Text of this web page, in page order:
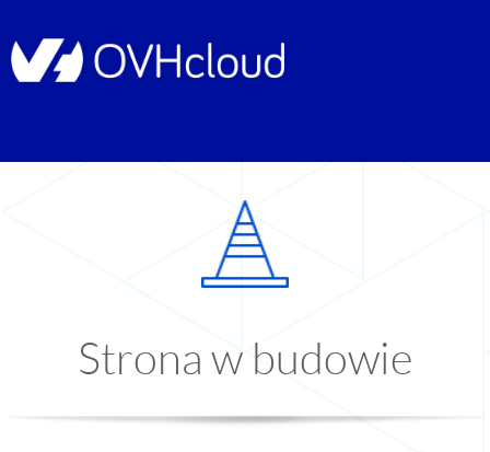
Strona w budowie